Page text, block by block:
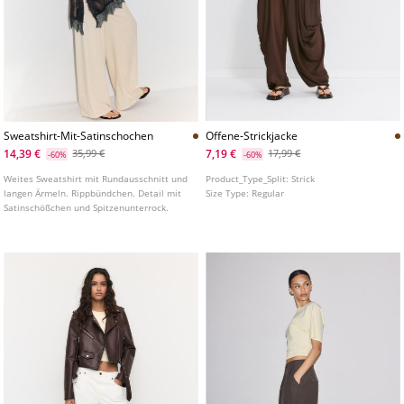
Sweatshirt-Mit-Satinschochen
14,39 €
-60% 35,99 €
Weites Sweatshirt mit Rundausschnitt und
langen Ärmeln. Rippbündchen. Detail mit
Satinschößchen und Spitzenunterrock.
Offene-Strickjacke
7,19 €
-60% 17,99 €
Product_Type_Split:Strick
Size Type: Regular